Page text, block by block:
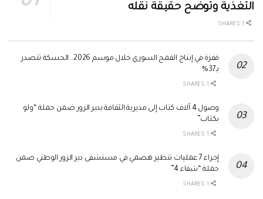
التغذية وتوضح حقيقة نقله
قفزة في إنتاج القمح السوري خلال موسم 2026.. الحسكة تتصدر
بـ37%
وصول 4 آلاف كتاب إلى مديرية الثقافة بدير الزور ضمن حملة “ولو
بكتاب”
إجراء 7 عمليات تنظير هضمي في مستشفى دير الزور الوطني ضمن
حملة “شفاء 4”